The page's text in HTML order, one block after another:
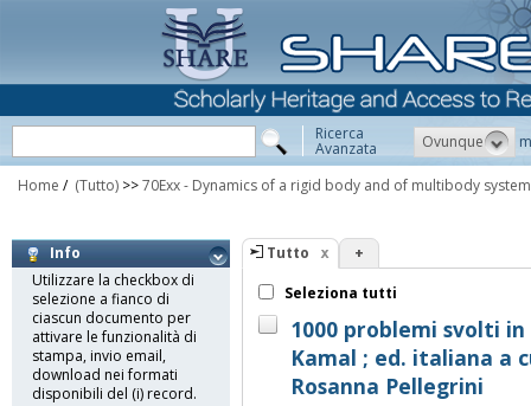
Ricerca
Avanzata Ovunque
Home / (Tutto) >>70Exx - Dynamics of a rigid body and of multibody
Info
Utilizzare la checkbox di
selezione a fianco di
ciascun documento per
attivare le funzionalità di
stampa, invio email,
download nei formati
disponibili del (i) record.
Tutto +
Seleziona tutti
1000 problemi svolti in
Kamal ; ed. italiana a
Rosanna Pellegrini